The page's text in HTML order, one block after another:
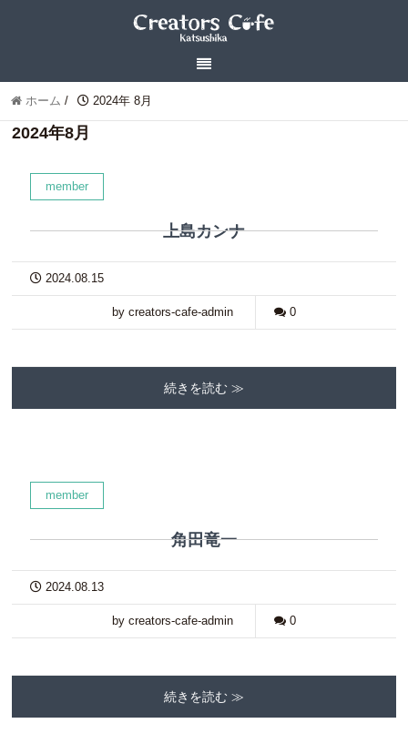
ホーム / 2024年 8月
2024年8月
member
上島カンナ
2024.08.15
by creators-cafe-admin 0
続きを読む ≫
member
角田竜一
2024.08.13
by creators-cafe-admin 0
続きを読む ≫